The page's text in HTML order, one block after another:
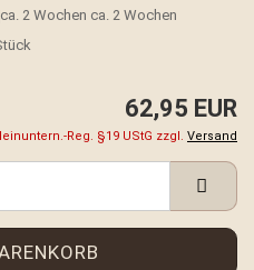
ca. 2 Wochen
62,95 EUR
Reg. §19 UStG zzgl. Versand